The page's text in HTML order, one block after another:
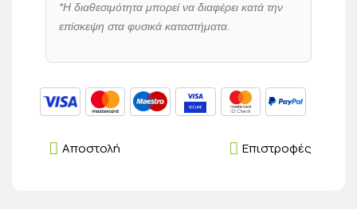
*Η διαθεσιμότητα μπορεί να διαφέρει κατά την
επίσκεψη στα φυσικά καταστήματα.
Επιστροφές
Αποστολή